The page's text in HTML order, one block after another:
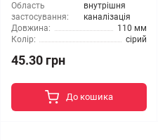
Область
застосування:
внутрішня
каналізація
Довжина:
110 мм
Колір:
сірий
45.30 грн
До кошика